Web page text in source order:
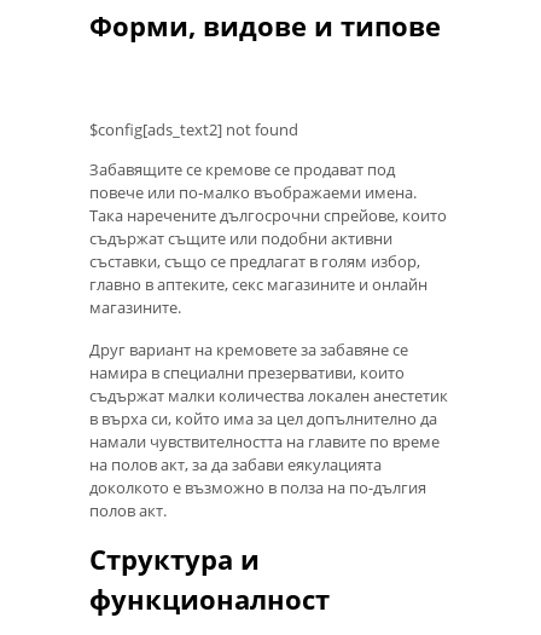
Форми, видове и типове
$config[ads_text2] not found
Забавящите се кремове се продават под
повече или по-малко въображаеми имена.
Така наречените дългосрочни спрейове, които
съдържат същите или подобни активни
съставки, също се предлагат в голям избор,
главно в аптеките, секс магазините и онлайн
магазините.
Друг вариант на кремовете за забавяне се
намира в специални презервативи, които
съдържат малки количества локален анестетик
в върха си, който има за цел допълнително да
намали чувствителността на главите по време
на полов акт, за да забави еякулацията
доколкото е възможно в полза на по-дългия
полов акт.
Структура и
функционалност